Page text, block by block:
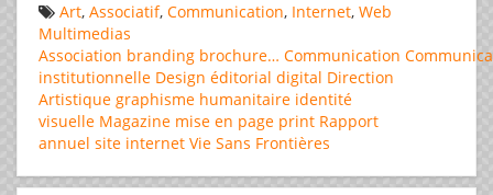
Art, Associatif, Communication, Internet, Web
Multimedias
Association branding brochure… Communication
institutionnelle Design éditorial digital Direction
Artistique graphisme humanitaire identité
visuelle Magazine mise en page print Rapport
annuel site internet Vie Sans Frontières